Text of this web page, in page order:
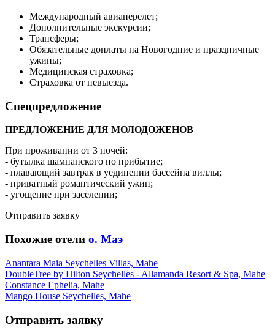
Международный авиаперелет;
Дополнительные экскурсии;
Трансферы;
Обязательные доплаты на Новогодние и праздничные
ужины;
Медицинская страховка;
Страховка от невыезда.
Спецпредложение
ПРЕДЛОЖЕНИЕ ДЛЯ МОЛОДОЖЕНОВ
При проживании от 3 ночей:
- бутылка шампанского по прибытие;
- плавающий завтрак в уединении бассейна виллы;
- приватный романтический ужин;
- угощение при заселении;
Отправить заявку
Похожие отели о. Маэ
Anantara Maia Seychelles Villas, Mahe
DoubleTree by Hilton Seychelles - Allamanda Resort & Spa, Mahe
Constance Ephelia, Mahe
Mango House Seychelles, Mahe
Отправить заявку